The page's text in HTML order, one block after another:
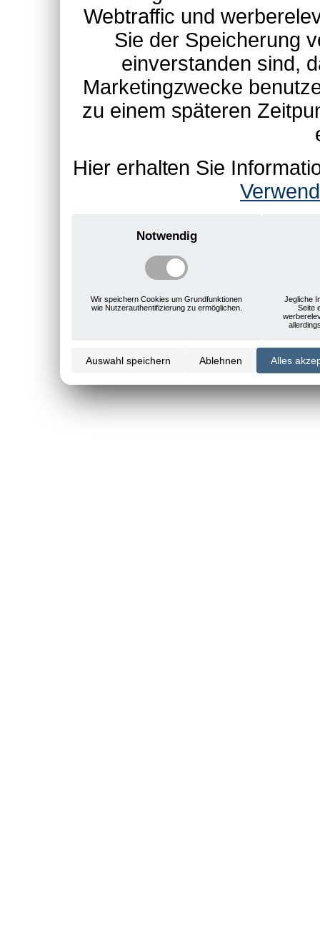
Webtraffic und
Sie der Speicherung
einverstanden sind,
Marketingzwecke
zu einem späteren
Hier erhalten Sie
Notwendig
Wir speichern Cookies um Grundfunktionen
wie Nutzerauthentifizierung zu ermöglichen.
Jegliche
Seite
Auswahl speichern Ablehnen Alles